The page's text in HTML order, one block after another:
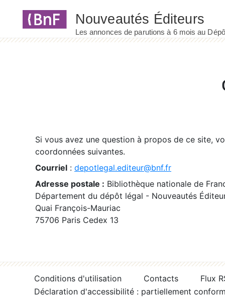
Si vous avez une question à propos de ce site,
coordonnées suivantes.
Courriel : depotlegal.editeur@bnf.fr
Adresse postale : Bibliothèque nationale de
Département du dépôt légal - Nouveautés
Quai François-Mauriac
75706 Paris Cedex 13
Conditions d'utilisation Contacts
Flux
Déclaration d'accessibilité : partiellement